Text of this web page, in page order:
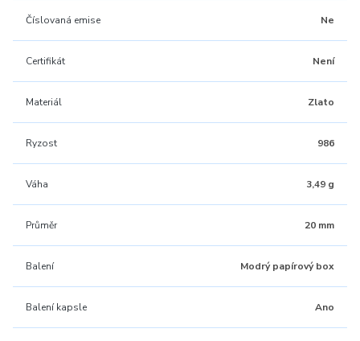
Číslovaná emise Ne
Certifikát Není
Materiál Zlato
Ryzost 986
Váha 3,49 g
Průměr 20 mm
Balení Modrý papírový box
Balení kapsle Ano